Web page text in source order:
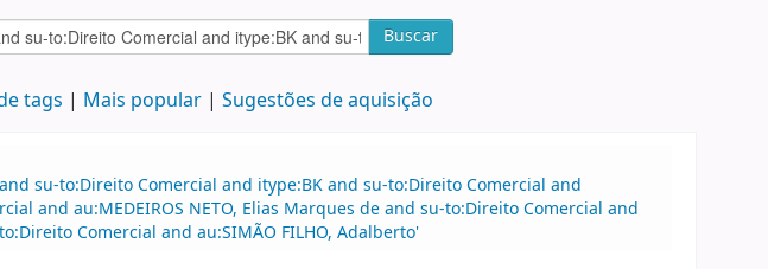
Buscar
tags Mais popular Sugestões de aquisição
su-to:Direito Comercial and itype:BK and su-to:Direito Comercial and
and au:MEDEIROS NETO, Elias Marques de and su-to:Direito Comercial and
Comercial and au:SIMÃO FILHO, Adalberto'